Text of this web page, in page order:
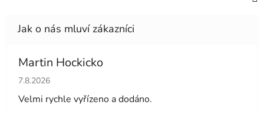
Martin Hockicko
Hodnocení obchodu je 5 z 5 hvězdiček.
7.8.2026
Velmi rychle vyřízeno a dodáno.